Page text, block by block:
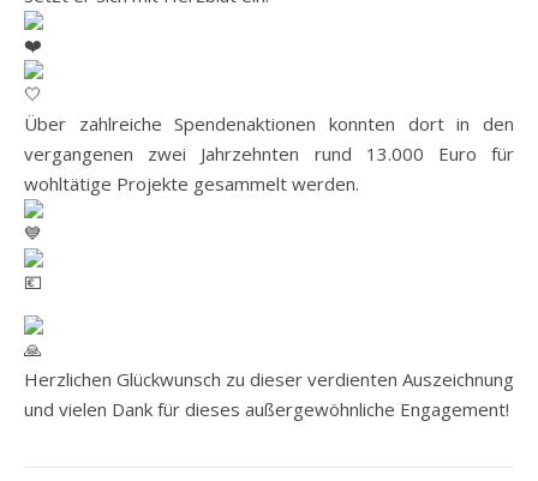
Über zahlreiche Spendenaktionen konnten dort in den
vergangenen zwei Jahrzehnten rund 13.000 Euro für
wohltätige Projekte gesammelt werden.
Herzlichen Glückwunsch zu dieser verdienten Auszeichnung
und vielen Dank für dieses außergewöhnliche Engagement!